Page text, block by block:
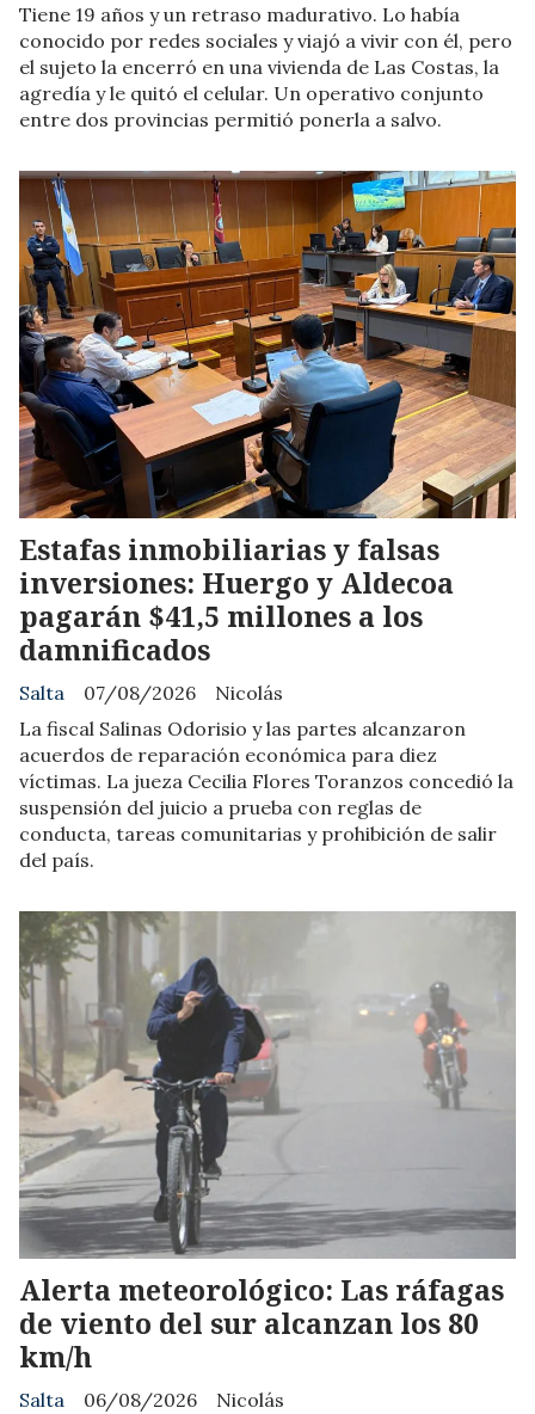
Tiene 19 años y un retraso madurativo. Lo había
conocido por redes sociales y viajó a vivir con él, pero
el sujeto la encerró en una vivienda de Las Costas, la
agredía y le quitó el celular. Un operativo conjunto
entre dos provincias permitió ponerla a salvo.
​Estafas inmobiliarias y falsas
inversiones: Huergo y Aldecoa
pagarán $41,5 millones a los
damnificados
Nicolás
Salta
07/08/2026
La fiscal Salinas Odorisio y las partes alcanzaron
acuerdos de reparación económica para diez
víctimas. La jueza Cecilia Flores Toranzos concedió la
suspensión del juicio a prueba con reglas de
conducta, tareas comunitarias y prohibición de salir
del país.
Alerta meteorológico: Las ráfagas
de viento del sur alcanzan los 80
km/h
Nicolás
Salta 06/08/2026